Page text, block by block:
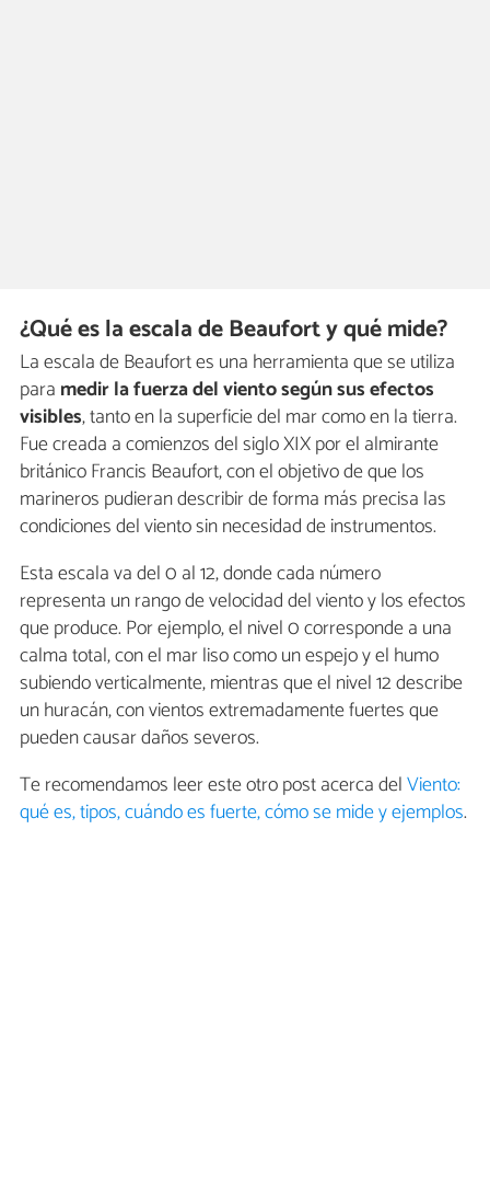
¿Qué es la escala de Beaufort y qué mide?
La escala de Beaufort es una herramienta que se utiliza
para medir la fuerza del viento según sus efectos
visibles, tanto en la superficie del mar como en la tierra.
Fue creada a comienzos del siglo XIX por el almirante
británico Francis Beaufort, con el objetivo de que los
marineros pudieran describir de forma más precisa las
condiciones del viento sin necesidad de instrumentos.
Esta escala va del 0 al 12, donde cada número
representa un rango de velocidad del viento y los efectos
que produce. Por ejemplo, el nivel 0 corresponde a una
calma total, con el mar liso como un espejo y el humo
subiendo verticalmente, mientras que el nivel 12 describe
un huracán, con vientos extremadamente fuertes que
pueden causar daños severos.
Te recomendamos leer este otro post acerca delViento:
qué es, tipos, cuándo es fuerte, cómo se mide y ejemplos.